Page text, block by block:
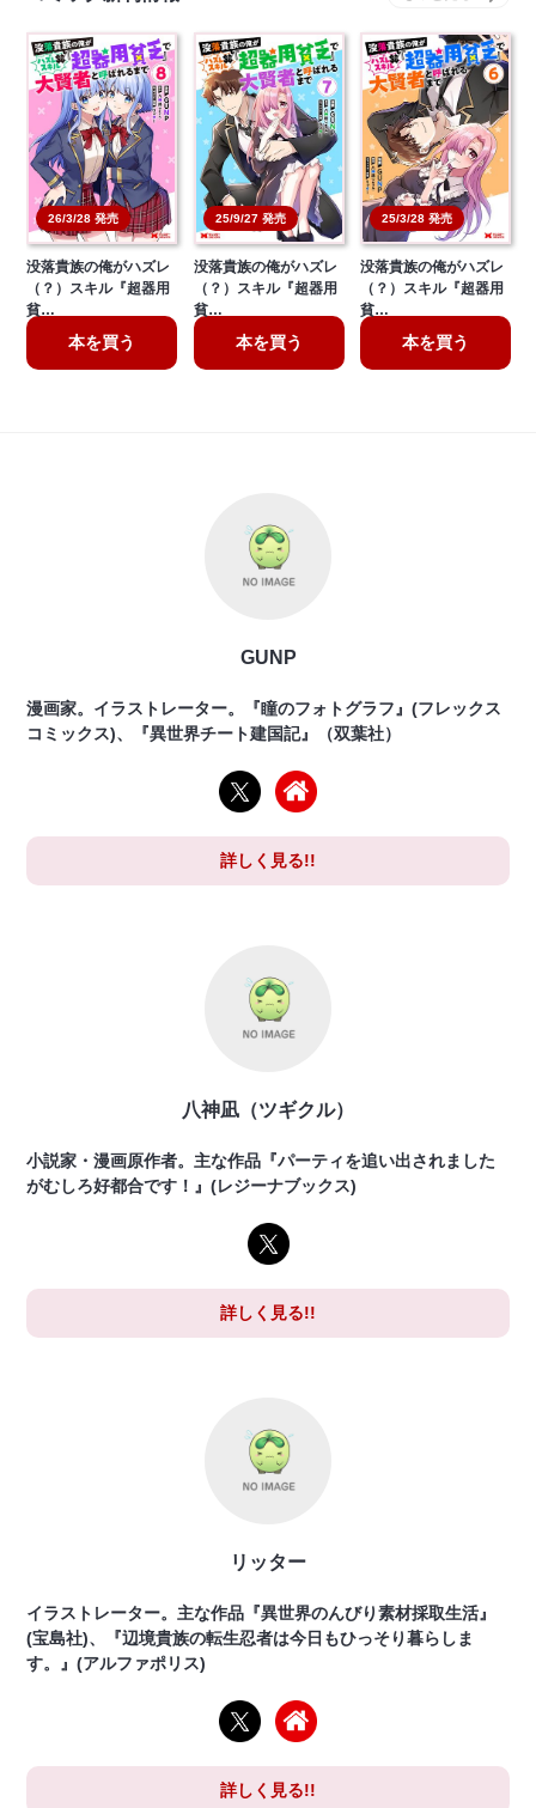
26/3/28 発売
没落貴族の俺がハズレ
（？）スキル『超器用
貧…
本を買う
25/9/27 発売
没落貴族の俺がハズレ
（？）スキル『超器用
貧…
本を買う
25/3/28 発売
没落貴族の俺がハズレ
（？）スキル『超器用
貧…
本を買う
GUNP
漫画家。イラストレーター。『瞳のフォトグラフ』(フレックス
コミックス)、『異世界チート建国記』（双葉社）
詳しく見る!!
八神凪（ツギクル）
小説家・漫画原作者。主な作品『パーティを追い出されました
がむしろ好都合です！』(レジーナブックス)
詳しく見る!!
リッター
イラストレーター。主な作品『異世界のんびり素材採取生活』
(宝島社)、『辺境貴族の転生忍者は今日もひっそり暮らしま
す。』(アルファポリス)
詳しく見る!!